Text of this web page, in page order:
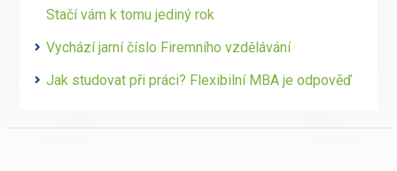
Stačí vám k tomu jediný rok
Vychází jarní číslo Firemního vzdělávání
Jak studovat při práci? Flexibilní MBA je odpověď